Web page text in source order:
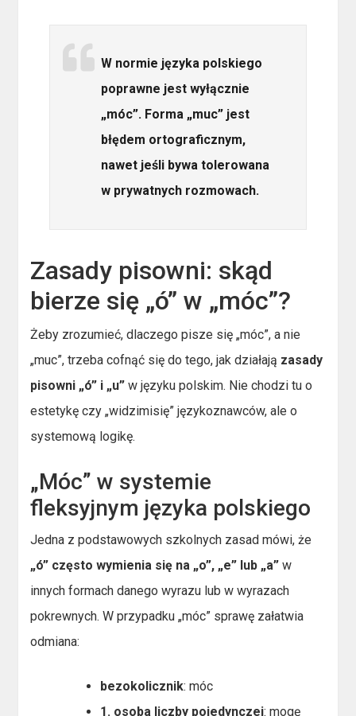
W normie języka polskiego
poprawne jest wyłącznie
„móc”. Forma „muc” jest
błędem ortograficznym,
nawet jeśli bywa tolerowana
w prywatnych rozmowach.
Zasady pisowni: skąd
bierze się „ó” w „móc”?
Żeby zrozumieć, dlaczego pisze się „móc”, a nie
„muc”, trzeba cofnąć się do tego, jak działają zasady
pisowni „ó” i „u” w języku polskim. Nie chodzi tu o
estetykę czy „widzimisię” językoznawców, ale o
systemową logikę.
„Móc” w systemie
fleksyjnym języka polskiego
Jedna z podstawowych szkolnych zasad mówi, że
„ó” często wymienia się na „o”, „e” lub „a” w
innych formach danego wyrazu lub w wyrazach
pokrewnych. W przypadku „móc” sprawę załatwia
odmiana:
bezokolicznik: móc
1. osoba liczby pojedynczej: mogę